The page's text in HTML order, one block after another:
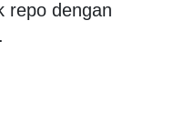
repo dengan